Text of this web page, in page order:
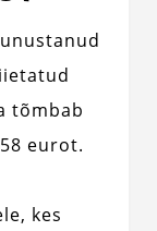
tõmbab
eurot.
kes